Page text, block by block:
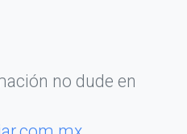
no dude en